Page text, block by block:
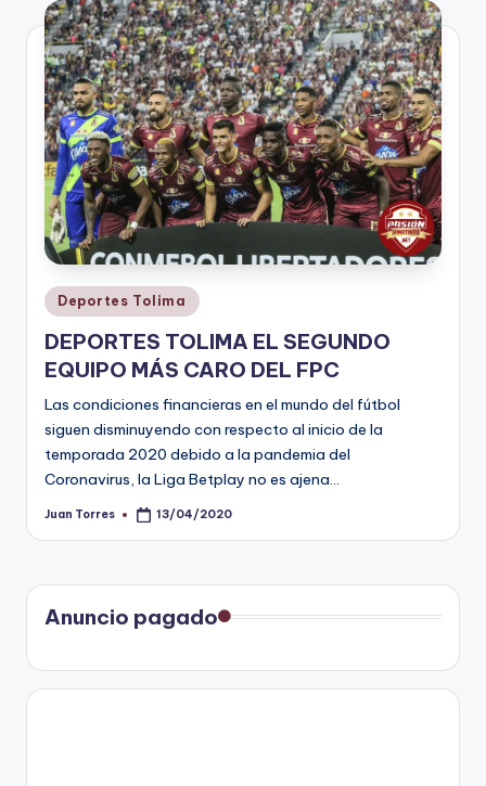
V
n
o
ti
n
t
o
Publicado
en
Deportes Tolima
DEPORTES TOLIMA EL SEGUNDO
EQUIPO MÁS CARO DEL FPC
Las condiciones financieras en el mundo del fútbol
siguen disminuyendo con respecto al inicio de la
temporada 2020 debido a la pandemia del
Coronavirus, la Liga Betplay no es ajena…
Publicado
Juan Torres 13/04/2020
Anuncio pagado